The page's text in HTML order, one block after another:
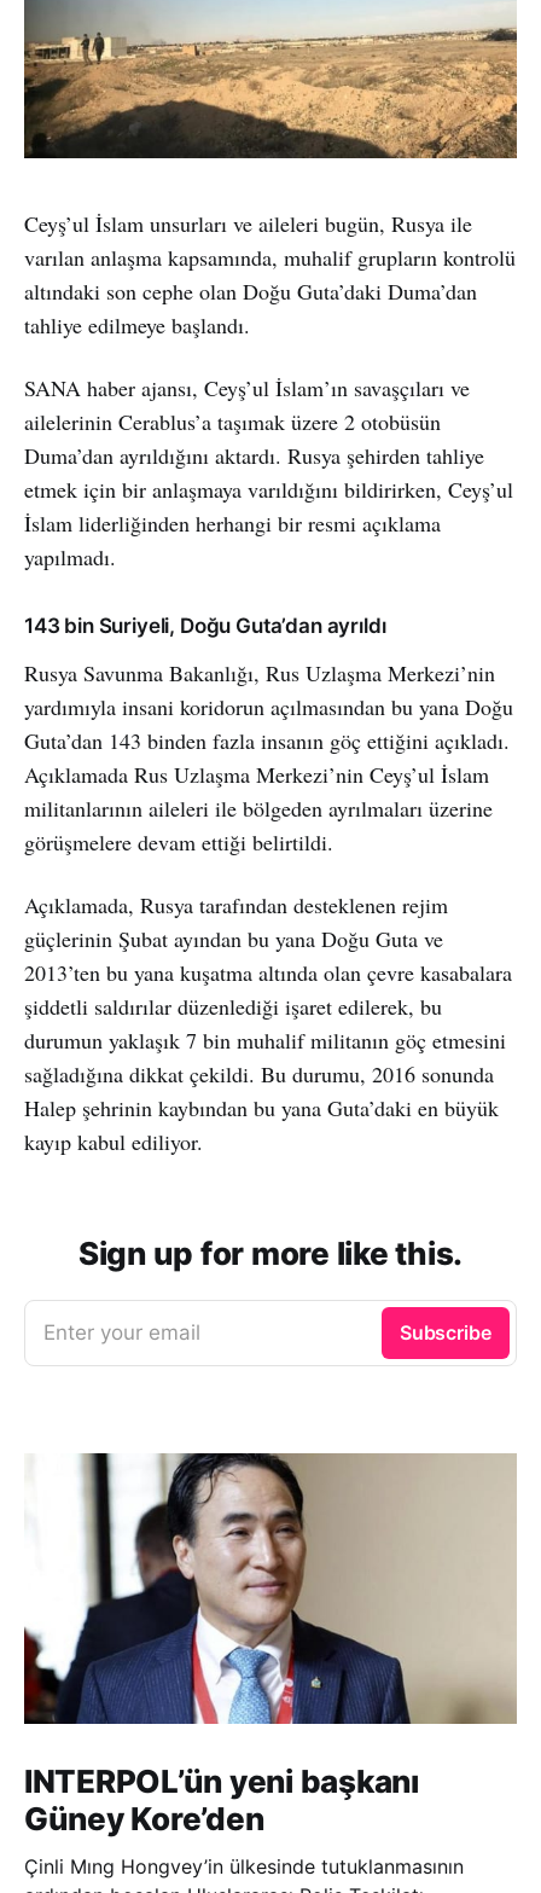
Ceyş’ul İslam unsurları ve aileleri bugün, Rusya ile
varılan anlaşma kapsamında, muhalif grupların kontrolü
altındaki son cephe olan Doğu Guta’daki Duma’dan
tahliye edilmeye başlandı.
SANA haber ajansı, Ceyş’ul İslam’ın savaşçıları ve
ailelerinin Cerablus’a taşımak üzere 2 otobüsün
Duma’dan ayrıldığını aktardı. Rusya şehirden tahliye
etmek için bir anlaşmaya varıldığını bildirirken, Ceyş’ul
İslam liderliğinden herhangi bir resmi açıklama
yapılmadı.
143 bin Suriyeli, Doğu Guta’dan ayrıldı
Rusya Savunma Bakanlığı, Rus Uzlaşma Merkezi’nin
yardımıyla insani koridorun açılmasından bu yana Doğu
Guta’dan 143 binden fazla insanın göç ettiğini açıkladı.
Açıklamada Rus Uzlaşma Merkezi’nin Ceyş’ul İslam
militanlarının aileleri ile bölgeden ayrılmaları üzerine
görüşmelere devam ettiği belirtildi.
Açıklamada, Rusya tarafından desteklenen rejim
güçlerinin Şubat ayından bu yana Doğu Guta ve
2013’ten bu yana kuşatma altında olan çevre kasabalara
şiddetli saldırılar düzenlediği işaret edilerek, bu
durumun yaklaşık 7 bin muhalif militanın göç etmesini
sağladığına dikkat çekildi. Bu durumu, 2016 sonunda
Halep şehrinin kaybından bu yana Guta’daki en büyük
kayıp kabul ediliyor.
Sign up for more like this.
Enter your email Subscribe
INTERPOL’ün yeni başkanı
Güney Kore’den
Çinli Mıng Hongvey’in ülkesinde tutuklanmasının